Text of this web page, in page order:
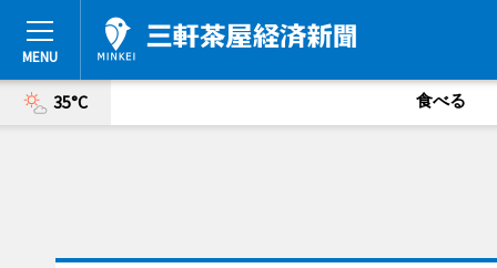
35°C 食べる